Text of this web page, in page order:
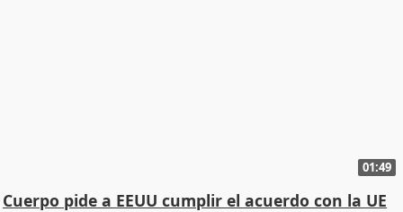
01:49
Cuerpo pide a EEUU cumplir el acuerdo con la UE